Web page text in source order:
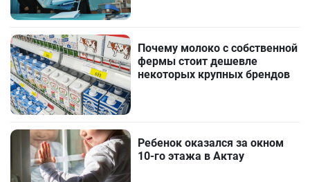
Почему молоко с собственной
фермы стоит дешевле
некоторых крупных брендов
Ребенок оказался за окном
10-го этажа в Актау